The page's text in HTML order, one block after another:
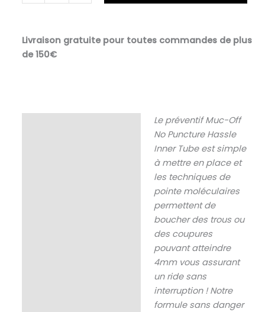
OFF
TUBELESS
300ML
Livraison gratuite pour toutes commandes de plus
de 150€
Le préventif Muc-Off
No Puncture Hassle
Inner Tube est simple
à mettre en place et
les techniques de
pointe moléculaires
permettent de
boucher des trous ou
des coupures
pouvant atteindre
4mm vous assurant
un ride sans
interruption ! Notre
formule sans danger